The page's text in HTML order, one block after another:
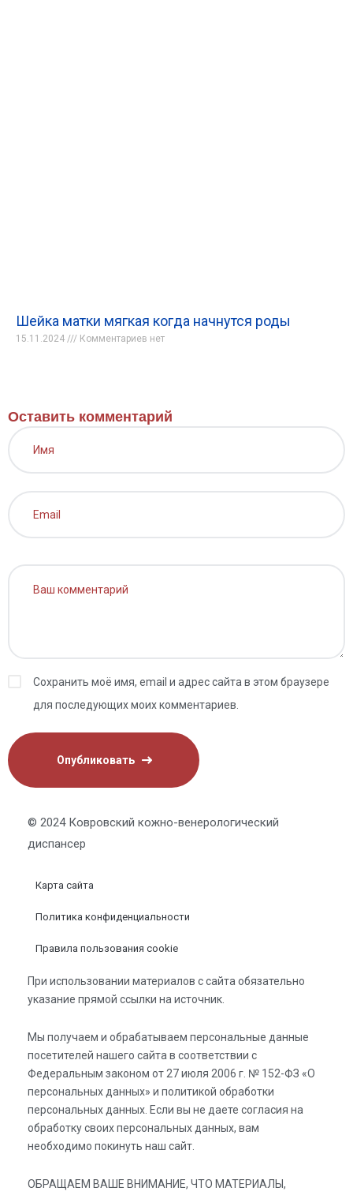
Шейка матки мягкая когда начнутся роды
15.11.2024 Комментариев нет
Оставить комментарий
Сохранить моё имя, email и адрес сайта в этом браузере
для последующих моих комментариев.
© 2024 Ковровский кожно-венерологический
диспансер
Карта сайта
Политика конфиденциальности
Правила пользования cookie
При использовании материалов с сайта обязательно
указание прямой ссылки на источник.
Мы получаем и обрабатываем персональные данные
посетителей нашего сайта в соответствии с
Федеральным законом от 27 июля 2006 г. № 152-ФЗ «О
персональных данных» и политикой обработки
персональных данных. Если вы не даете согласия на
обработку своих персональных данных, вам
необходимо покинуть наш сайт.
ОБРАЩАЕМ ВАШЕ ВНИМАНИЕ, ЧТО МАТЕРИАЛЫ,